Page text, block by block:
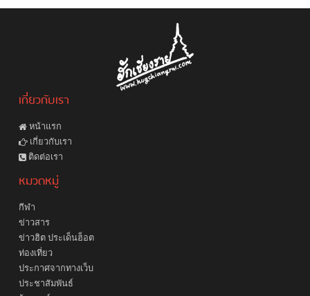
เกี่ยวกับเรา
หน้าแรก
เกี่ยวกับเรา
ติดต่อเรา
หมวดหมู่
กีฬา
ข่าวสาร
ข่าวฮิต ประเด็นฮ็อต
ท่องเที่ยว
ประกาศจากทางเว็บ
ประชาสัมพันธ์